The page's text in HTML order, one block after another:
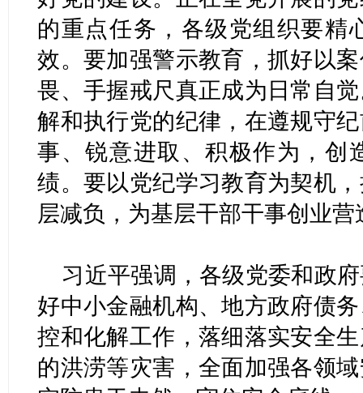
的重点任务，各级党组织要精
效。要加强警示教育，抓好以
畏、手握戒尺真正成为日常自
解和执行党的纪律，在遵规守
事、锐意进取、积极作为，创
绩。要以党纪学习教育为契机
层减负，为基层干部干事创业
习近平强调，各级党委和政
好中小金融机构、地方政府债
控和化解工作，落细落实安全
的洪涝等灾害，全面加强各领